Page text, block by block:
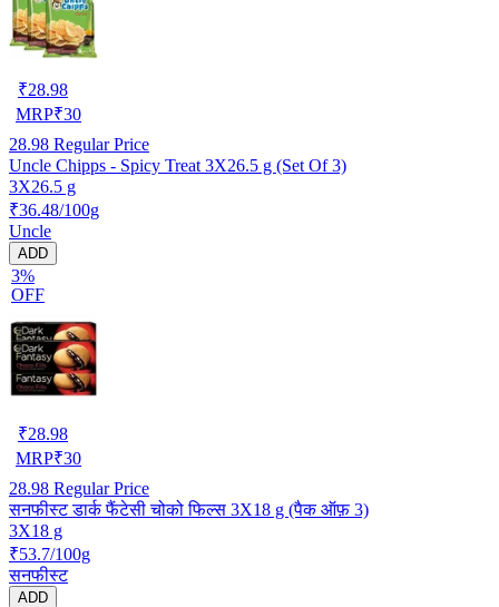
₹28.98
MRP₹30
28.98 Regular Price
Uncle Chipps - Spicy Treat 3X26.5 g (Set Of 3)
3X26.5 g
₹36.48/100g
Uncle
ADD
3%
OFF
₹28.98
MRP₹30
28.98 Regular Price
सनफीस्ट डार्क फैंटेसी चोको फिल्स 3X18 g (पैक ऑफ़ 3)
3X18 g
₹53.7/100g
सनफीस्ट
ADD